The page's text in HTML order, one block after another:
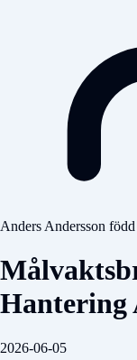
Anders Andersson
Hantering
2026-06-05